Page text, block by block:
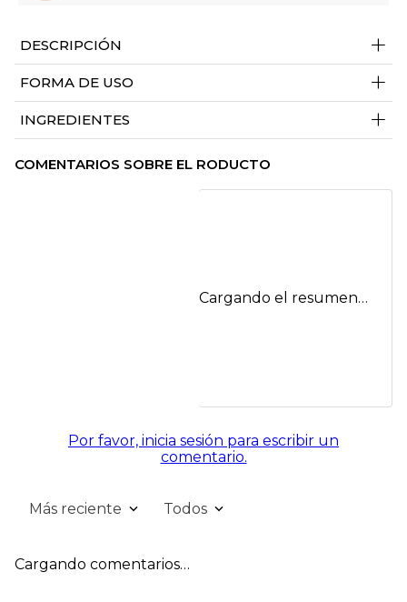
DESCRIPCIÓN +
FORMA DE USO +
INGREDIENTES +
COMENTARIOS SOBRE EL RODUCTO
Cargando el resumen…
Por favor, inicia sesión para escribir un
comentario.
Más reciente Todos
Cargando comentarios…